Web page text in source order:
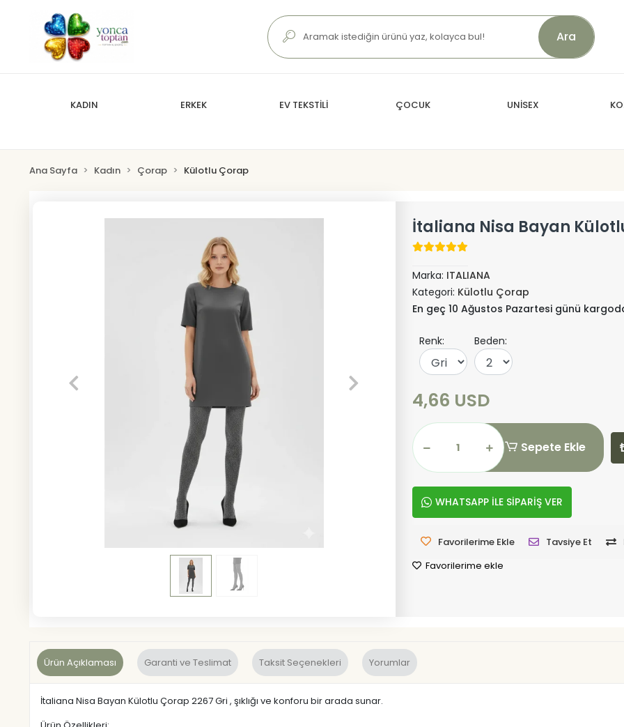
Ara
KADIN ERKEK EV TEKSTİLİ ÇOCUK UNİSEX
Ana Sayfa Kadın Çorap Külotlu Çorap
İtaliana Nisa Bayan
Marka: ITALIANA
Kategori: Külotlu Çorap
En geç 10 Ağustos Pazartesi günü
Renk: Beden:
4,66 USD
Sepete Ekle
WHATSAPP İLE SİPARİŞ VER
Favorilerime Ekle Tavsiye Et
Favorilerime ekle
Ürün Açıklaması Garanti ve Teslimat Taksit Seçenekleri Yorumlar
İtaliana Nisa Bayan Külotlu Çorap 2267 Gri , şıklığı ve konforu bir arada sunar.